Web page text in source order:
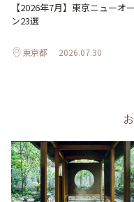
【2026年7月】東京ニューオ
ン23選
東京都 2026.07.30